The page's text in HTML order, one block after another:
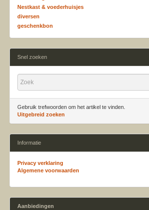
Nestkast & voederhuisjes
diversen
geschenkbon
Snel zoeken
Gebruik trefwoorden om het artikel te vinden.
Uitgebreid zoeken
Informatie
Privacy verklaring
Algemene voorwaarden
Aanbiedingen